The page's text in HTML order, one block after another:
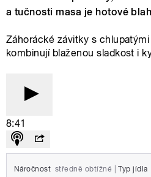
a tučnosti masa je hotové
Záhorácké závitky s
kombinují blaženou sladkost i
8:41
Náročnost středně obtížné Typ jídla